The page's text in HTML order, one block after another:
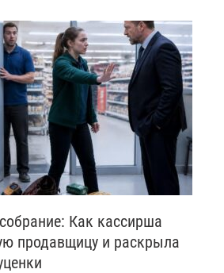
Как кассирша
продавщицу и раскрыла